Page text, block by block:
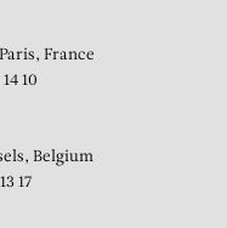
France
10
Belgium
17